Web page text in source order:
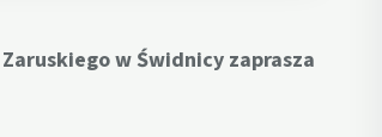
w Świdnicy zaprasza